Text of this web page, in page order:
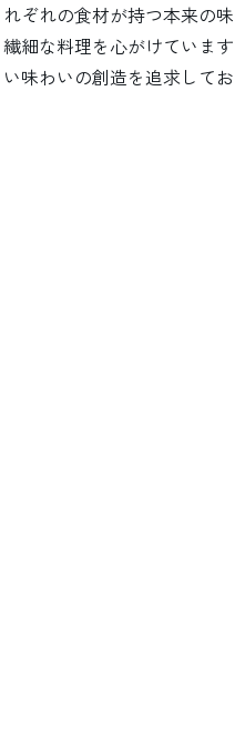
れぞれの食材が持つ本来の
繊細な料理を心がけていま
い味わいの創造を追求して